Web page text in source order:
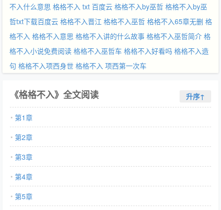
不入什么意思 格格不入 txt 百度云 格格不入by巫哲 格格不入by巫
哲txt下载百度云 格格不入晋江 格格不入巫哲 格格不入65章无删 格
格不入 格格不入意思 格格不入讲的什么故事 格格不入巫哲简介 格
格不入小说免费阅读 格格不入巫哲车 格格不入好看吗 格格不入造
句 格格不入项西身世 格格不入 项西第一次车
《格格不入》全文阅读 升序↑
第1章
第2章
第3章
第4章
第5章